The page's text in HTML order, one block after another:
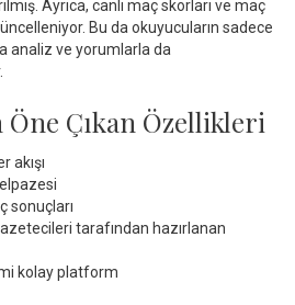
Ayrıca, canlı maç skorları ve maç
Bu da okuyucuların sadece
analiz ve yorumlarla da
Öne Çıkan Özellikleri
akışı
sonuçları
tarafından hazırlanan
kolay platform